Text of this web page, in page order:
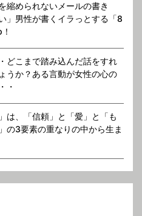
縮められないメールの書き
」男性が書くイラっとする「8
どこまで踏み込んだ話をすれ
うか？ある言動が女性の心の
・
は、「信頼」と「愛」と「も
の3要素の重なりの中から生ま